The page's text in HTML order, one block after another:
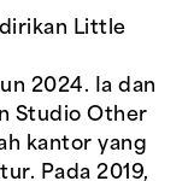
Little
2024. Ia dan
Studio Other
kantor yang
Pada 2019,